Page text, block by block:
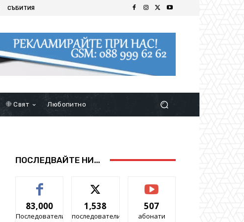
СЪБИТИЯ
Свят Любопитно
ПОСЛЕДВАЙТЕ НИ...
83,000
Последователи
1,538
последователи
507
абонати